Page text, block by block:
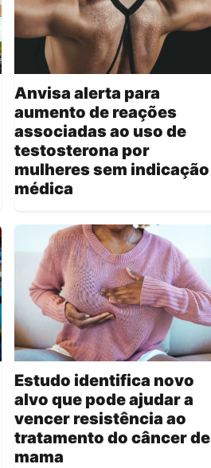
Anvisa alerta para
aumento de reações
associadas ao uso de
testosterona por
mulheres sem indicação
médica
Estudo identifica novo
alvo que pode ajudar a
vencer resistência ao
tratamento do câncer de
mama